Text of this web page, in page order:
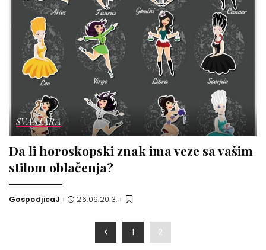
SVAŠTARA
Da li horoskopski znak ima veze sa vašim
stilom oblačenja?
Posted
GospodjicaJ 26.09.2013.
1 2